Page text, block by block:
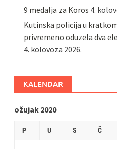
9 medalja za Koros 4.
Kutinska policija u
privremeno oduzela dva
4. kolovoza 2026.
KALENDAR
ožujak 2020
P U S Č